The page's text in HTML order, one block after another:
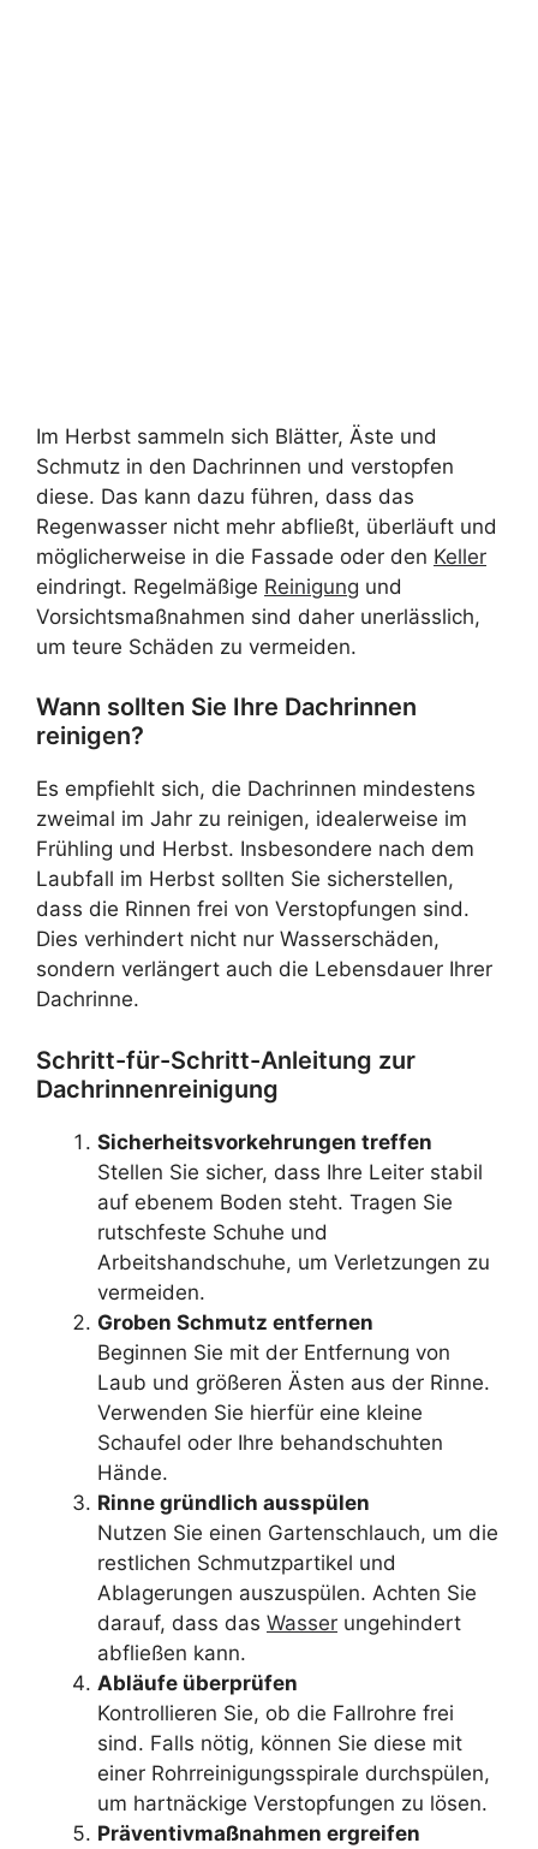
Im Herbst sammeln sich Blätter, Äste und
Schmutz in den Dachrinnen und verstopfen
diese. Das kann dazu führen, dass das
Regenwasser nicht mehr abfließt, überläuft und
möglicherweise in die Fassade oder den Keller
eindringt. Regelmäßige Reinigung und
Vorsichtsmaßnahmen sind daher unerlässlich,
um teure Schäden zu vermeiden.
Wann sollten Sie Ihre Dachrinnen
reinigen?
Es empfiehlt sich, die Dachrinnen mindestens
zweimal im Jahr zu reinigen, idealerweise im
Frühling und Herbst. Insbesondere nach dem
Laubfall im Herbst sollten Sie sicherstellen,
dass die Rinnen frei von Verstopfungen sind.
Dies verhindert nicht nur Wasserschäden,
sondern verlängert auch die Lebensdauer Ihrer
Dachrinne.
Schritt-für-Schritt-Anleitung zur
Dachrinnenreinigung
Sicherheitsvorkehrungen treffen
Stellen Sie sicher, dass Ihre Leiter stabil
auf ebenem Boden steht. Tragen Sie
rutschfeste Schuhe und
Arbeitshandschuhe, um Verletzungen zu
vermeiden.
Groben Schmutz entfernen
Beginnen Sie mit der Entfernung von
Laub und größeren Ästen aus der Rinne.
Verwenden Sie hierfür eine kleine
Schaufel oder Ihre behandschuhten
Hände.
Rinne gründlich ausspülen
Nutzen Sie einen Gartenschlauch, um die
restlichen Schmutzpartikel und
Ablagerungen auszuspülen. Achten Sie
darauf, dass das Wasser ungehindert
abfließen kann.
Abläufe überprüfen
Kontrollieren Sie, ob die Fallrohre frei
sind. Falls nötig, können Sie diese mit
einer Rohrreinigungsspirale durchspülen,
um hartnäckige Verstopfungen zu lösen.
Präventivmaßnahmen ergreifen